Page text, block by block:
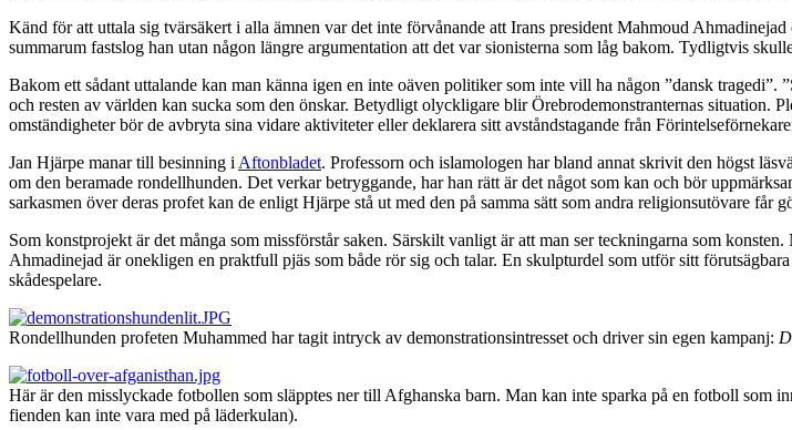
Känd för att uttala sig tvärsäkert i alla ämnen var det inte förvånande att Irans president Mahmoud
summarum fastslog han utan någon längre argumentation att det var sionisterna som låg bakom. Tydligtvis
Bakom ett sådant uttalande kan man känna igen en inte oäven politiker som inte vill ha någon ”dansk
och resten av världen kan sucka som den önskar. Betydligt olyckligare blir Örebrodemonstranternas situation.
omständigheter bör de avbryta sina vidare aktiviteter eller deklarera sitt avståndstagande från
Jan Hjärpe manar till besinning i Aftonbladet. Professorn och islamologen har bland annat skrivit den högst
om den beramade rondellhunden. Det verkar betryggande, har han rätt är det något som kan och bör
sarkasmen över deras profet kan de enligt Hjärpe stå ut med den på samma sätt som andra religionsutövare får
Som konstprojekt är det många som missförstår saken. Särskilt vanligt är att man ser teckningarna som
Ahmadinejad är onekligen en praktfull pjäs som både rör sig och talar. En skulpturdel som utför sitt
skådespelare.
Rondellhunden profeten Muhammed har tagit intryck av demonstrationsintresset och driver sin egen kampanj:
Här är den misslyckade fotbollen som släpptes ner till Afghanska barn. Man kan inte sparka på en fotboll som
fienden kan inte vara med på läderkulan).